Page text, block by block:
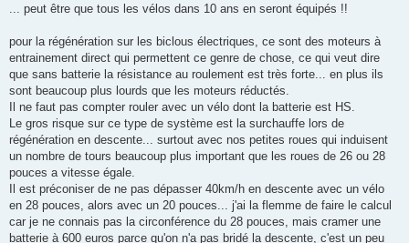
... peut être que tous les vélos dans 10 ans en seront équipés !!
pour la régénération sur les biclous électriques, ce sont des moteurs à
entrainement direct qui permettent ce genre de chose, ce qui veut dire
que sans batterie la résistance au roulement est très forte... en plus ils
sont beaucoup plus lourds que les moteurs réductés.
Il ne faut pas compter rouler avec un vélo dont la batterie est HS.
Le gros risque sur ce type de système est la surchauffe lors de
régénération en descente... surtout avec nos petites roues qui induisent
un nombre de tours beaucoup plus important que les roues de 26 ou 28
pouces a vitesse égale.
Il est préconiser de ne pas dépasser 40km/h en descente avec un vélo
en 28 pouces, alors avec un 20 pouces... j'ai la flemme de faire le calcul
car je ne connais pas la circonférence du 28 pouces, mais cramer une
batterie à 600 euros parce qu'on n'a pas bridé la descente, c'est un peu